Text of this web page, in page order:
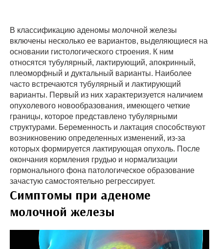
В классификацию аденомы молочной железы
включены несколько ее вариантов, выделяющиеся на
основании гистологического строения. К ним
относятся тубулярный, лактирующий, апокринный,
плеоморфный и дуктальный варианты. Наиболее
часто встречаются тубулярный и лактирующий
варианты. Первый из них характеризуется наличием
опухолевого новообразования, имеющего четкие
границы, которое представлено тубулярными
структурами. Беременность и лактация способствуют
возникновению определенных изменений, из-за
которых формируется лактирующая опухоль. После
окончания кормления грудью и нормализации
гормонального фона патологическое образование
зачастую самостоятельно регрессирует.
Симптомы при аденоме
молочной железы